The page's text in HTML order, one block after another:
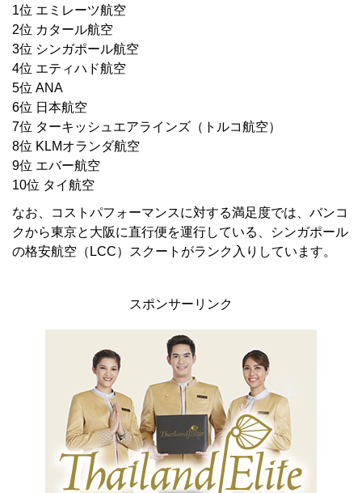
1位 エミレーツ航空
2位 カタール航空
3位 シンガポール航空
4位 エティハド航空
5位 ANA
6位 日本航空
7位 ターキッシュエアラインズ（トルコ航空）
8位 KLMオランダ航空
9位 エバー航空
10位 タイ航空
なお、コストパフォーマンスに対する満足度では、バンコ
クから東京と大阪に直行便を運行している、シンガポール
の格安航空（LCC）スクートがランク入りしています。
スポンサーリンク